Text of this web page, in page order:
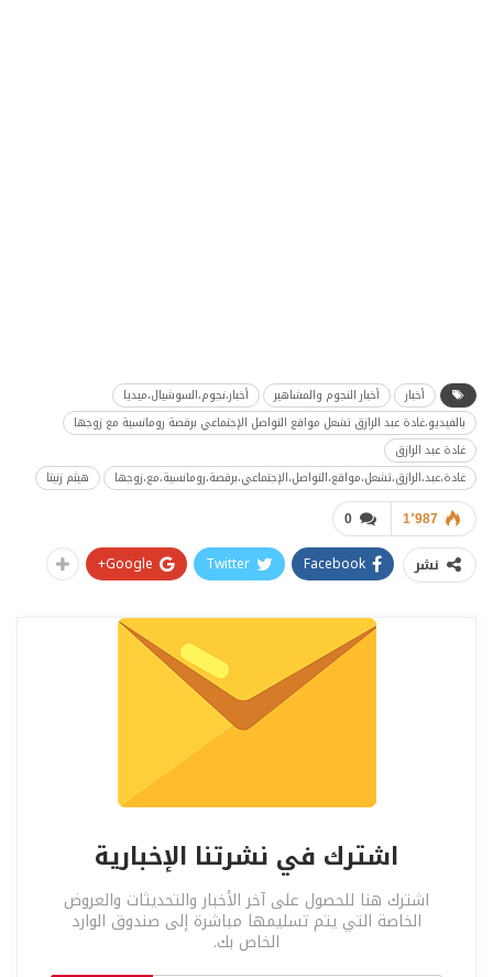
أخبار أخبار النجوم والمشاهير
أخبار،نجوم،السوشيال،ميديا
بالفيديو،غادة عبد الرازق تشعل مواقع التواصل الإجتماعي برقصة رومانسية مع زوجها
غادة عبد الرازق
غادة،عبد،الرازق،تشعل،مواقع،التواصل،الإجتماعي،برقصة،رومانسية،مع،زوجها
هيثم زنيتا
0 1٬987
نشر Facebook
Twitter
Google+
اشترك في نشرتنا الإخبارية
اشترك هنا للحصول على آخر الأخبار والتحديثات والعروض
الخاصة التي يتم تسليمها مباشرة إلى صندوق الوارد
الخاص بك.